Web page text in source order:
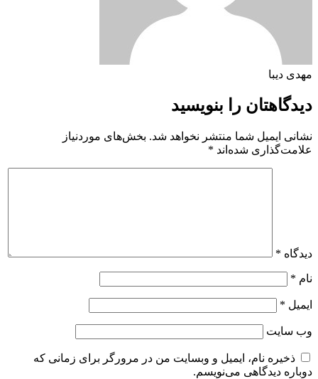
مهدی دیبا
دیدگاهتان را بنویسید
نشانی ایمیل شما منتشر نخواهد شد. بخش‌های موردنیاز
علامت‌گذاری شده‌اند *
دیدگاه *
نام *
ایمیل *
وب‌ سایت
ذخیره نام، ایمیل و وبسایت من در مرورگر برای زمانی که
دوباره دیدگاهی می‌نویسم.